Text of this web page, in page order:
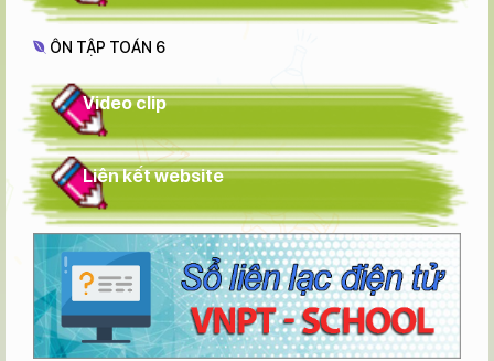
ÔN TẬP TOÁN 6
Video clip
Liên kết website